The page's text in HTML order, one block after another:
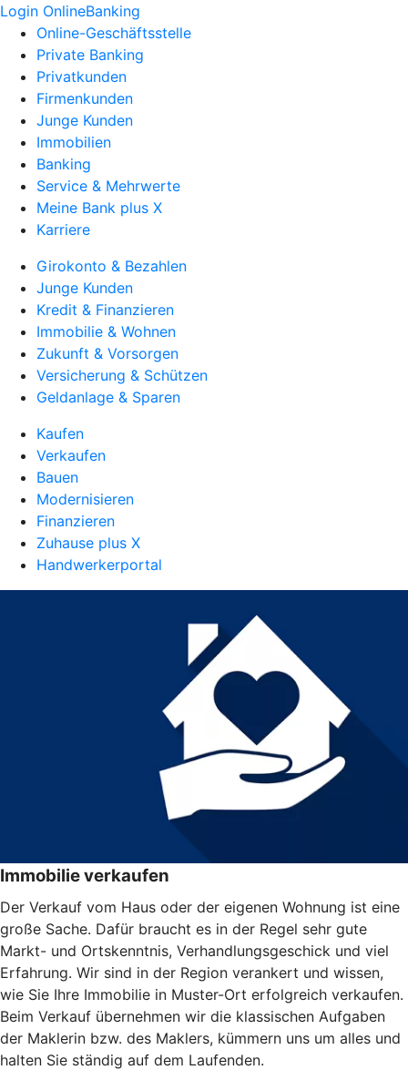
Login OnlineBanking
Online-Geschäftsstelle
Private Banking
Privatkunden
Firmenkunden
Junge Kunden
Immobilien
Banking
Service & Mehrwerte
Meine Bank plus X
Karriere
Girokonto & Bezahlen
Junge Kunden
Kredit & Finanzieren
Immobilie & Wohnen
Zukunft & Vorsorgen
Versicherung & Schützen
Geldanlage & Sparen
Kaufen
Verkaufen
Bauen
Modernisieren
Finanzieren
Zuhause plus X
Handwerkerportal
Immobilie verkaufen
Der Verkauf vom Haus oder der eigenen Wohnung ist eine
große Sache. Dafür braucht es in der Regel sehr gute
Markt- und Ortskenntnis, Verhandlungsgeschick und viel
Erfahrung. Wir sind in der Region verankert und wissen,
wie Sie Ihre Immobilie in Muster-Ort erfolgreich verkaufen.
Beim Verkauf übernehmen wir die klassischen Aufgaben
der Maklerin bzw. des Maklers, kümmern uns um alles und
halten Sie ständig auf dem Laufenden.